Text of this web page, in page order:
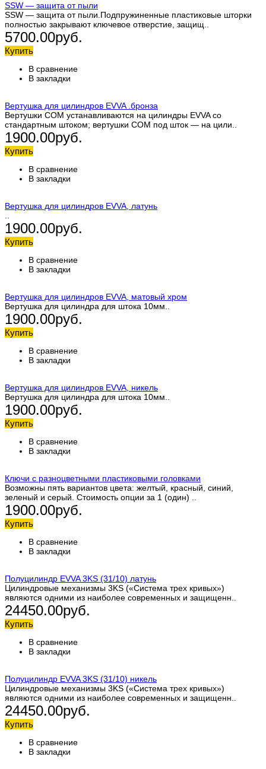
SSW — защита от пыли
SSW — защита от пыли.Подпружиненные пластиковые шторки
полностью закрывают ключевое отверстие, защищ..
5700.00руб.
Купить
В сравнение
В закладки
Вертушка для цилиндров EVVA .бронза
Вертушки COM устанавливаются на цилиндры EVVA со
стандартным штоком; вертушки COM под шток — на цили..
1900.00руб.
Купить
В сравнение
В закладки
Вертушка для цилиндров EVVA, латунь
1900.00руб.
Купить
В сравнение
В закладки
Вертушка для цилиндров EVVA, матовый хром
Вертушка для цилиндра для штока 10мм..
1900.00руб.
Купить
В сравнение
В закладки
Вертушка для цилиндров EVVA, никель
Вертушка для цилиндра для штока 10мм..
1900.00руб.
Купить
В сравнение
В закладки
Ключи с разноцветными пластиковыми головками
Возможны пять вариантов цвета: желтый, красный, синий,
зеленый и серый. Стоимость опции за 1 (один) ..
1900.00руб.
Купить
В сравнение
В закладки
Полуцилиндр EVVA 3KS (31/10) латунь
Цилиндровые механизмы 3KS («Система трех кривых»)
являются одними из наиболее современных и защищенн..
24450.00руб.
Купить
В сравнение
В закладки
Полуцилиндр EVVA 3KS (31/10) никель
Цилиндровые механизмы 3KS («Система трех кривых»)
являются одними из наиболее современных и защищенн..
24450.00руб.
Купить
В сравнение
В закладки